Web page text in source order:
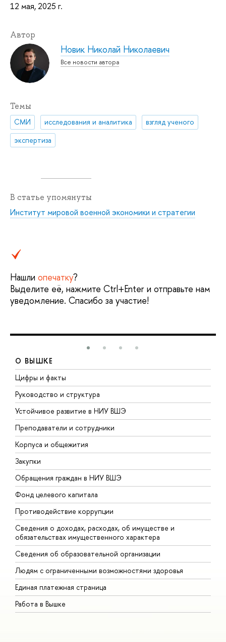
12 мая, 2025 г.
Автор
Новик Николай Николаевич
Все новости автора
Темы
СМИ исследования и аналитика
взгляд ученого
экспертиза
В статье упомянуты
Институт мировой военной экономики и стратегии
Нашли опечатку?
Выделите её, нажмите Ctrl+Enter и отправьте нам
уведомление. Спасибо за участие!
О ВЫШКЕ
Цифры и факты
Руководство и структура
Устойчивое развитие в НИУ ВШЭ
Преподаватели и сотрудники
Корпуса и общежития
Закупки
Обращения граждан в НИУ ВШЭ
Фонд целевого капитала
Противодействие коррупции
Сведения о доходах, расходах, об имуществе и
обязательствах имущественного характера
Сведения об образовательной организации
Людям с ограниченными возможностями здоровья
Единая платежная страница
Работа в Вышке